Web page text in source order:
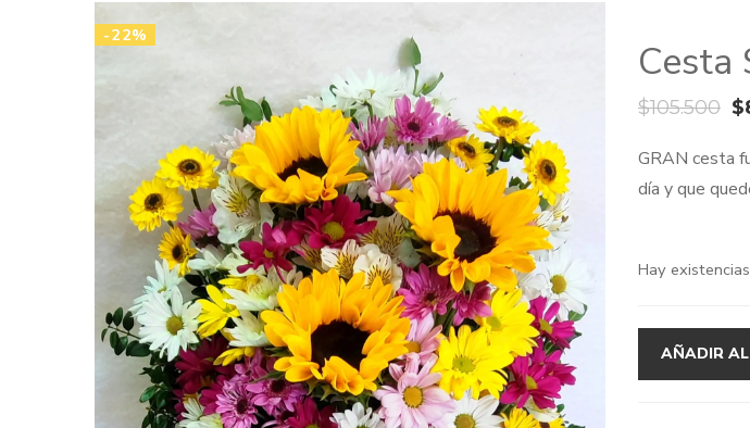
-22%
Cesta
$105.500 El
$
GRAN cesta
día y que
Hay existencias
AÑADIR